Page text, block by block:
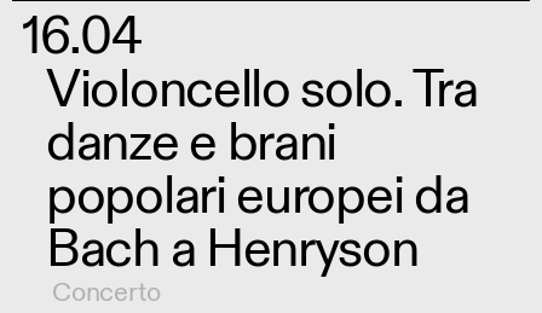
16.04
Violoncello solo. Tra
danze e brani
popolari europei da
Bach a Henryson
Concerto